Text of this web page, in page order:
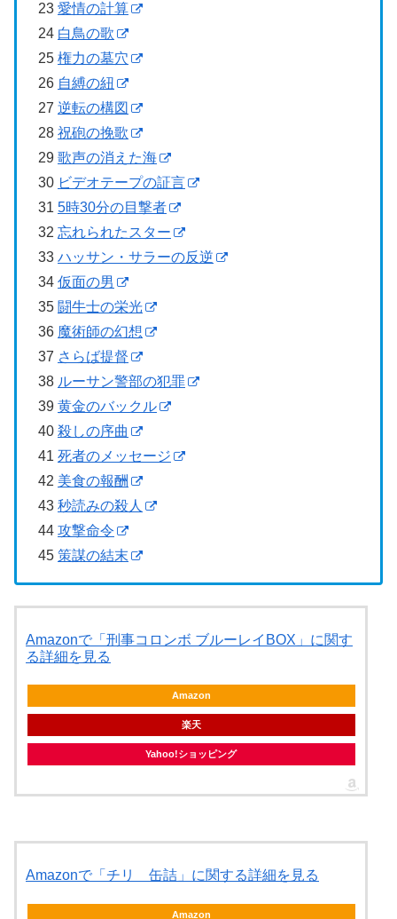
23 愛情の計算
24 白鳥の歌
25 権力の墓穴
26 自縛の紐
27 逆転の構図
28 祝砲の挽歌
29 歌声の消えた海
30 ビデオテープの証言
31 5時30分の目撃者
32 忘れられたスター
33 ハッサン・サラーの反逆
34 仮面の男
35 闘牛士の栄光
36 魔術師の幻想
37 さらば提督
38 ルーサン警部の犯罪
39 黄金のバックル
40 殺しの序曲
41 死者のメッセージ
42 美食の報酬
43 秒読みの殺人
44 攻撃命令
45 策謀の結末
Amazonで「刑事コロンボ ブルーレイBOX」に関す
る詳細を見る
Amazon
楽天
Yahoo!ショッピング
Amazonで「チリ 缶詰」に関する詳細を見る
Amazon